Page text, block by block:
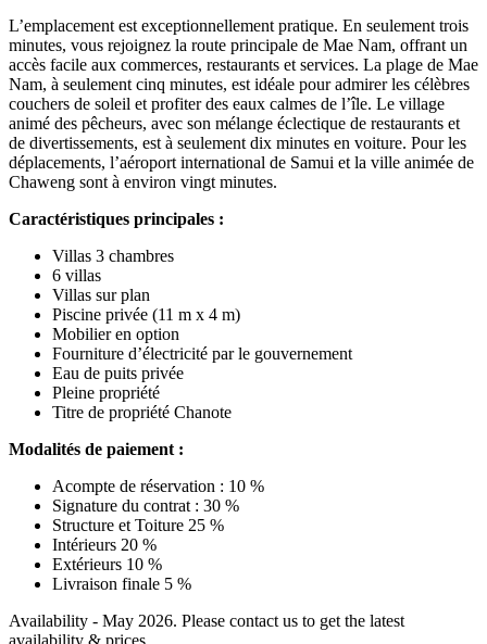
L’emplacement est exceptionnellement pratique. En seulement trois
minutes, vous rejoignez la route principale de Mae Nam, offrant un
accès facile aux commerces, restaurants et services. La plage de Mae
Nam, à seulement cinq minutes, est idéale pour admirer les célèbres
couchers de soleil et profiter des eaux calmes de l’île. Le village
animé des pêcheurs, avec son mélange éclectique de restaurants et
de divertissements, est à seulement dix minutes en voiture. Pour les
déplacements, l’aéroport international de Samui et la ville animée de
Chaweng sont à environ vingt minutes.
Caractéristiques principales :
Villas 3 chambres
6 villas
Villas sur plan
Piscine privée (11 m x 4 m)
Mobilier en option
Fourniture d’électricité par le gouvernement
Eau de puits privée
Pleine propriété
Titre de propriété Chanote
Modalités de paiement :
Acompte de réservation : 10 %
Signature du contrat : 30 %
Structure et Toiture 25 %
Intérieurs 20 %
Extérieurs 10 %
Livraison finale 5 %
Availability - May 2026. Please contact us to get the latest